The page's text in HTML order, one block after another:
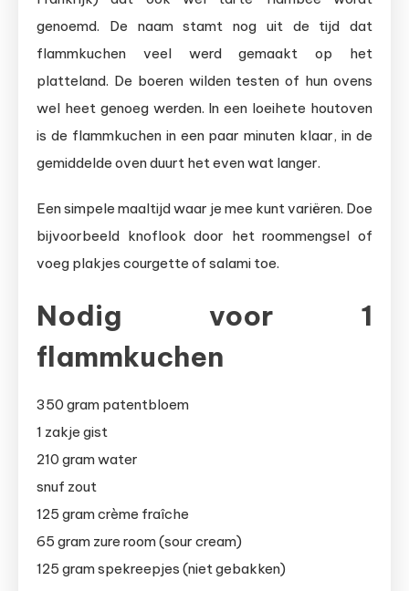
genoemd. De naam stamt nog uit de tijd dat
flammkuchen veel werd gemaakt op het
platteland. De boeren wilden testen of hun ovens
wel heet genoeg werden. In een loeihete houtoven
is de flammkuchen in een paar minuten klaar, in de
gemiddelde oven duurt het even wat langer.
Een simpele maaltijd waar je mee kunt variëren. Doe
bijvoorbeeld knoflook door het roommengsel of
voeg plakjes courgette of salami toe.
Nodig voor 1
flammkuchen
350 gram patentbloem
1 zakje gist
210 gram water
snuf zout
125 gram crème fraîche
65 gram zure room (sour cream)
125 gram spekreepjes (niet gebakken)